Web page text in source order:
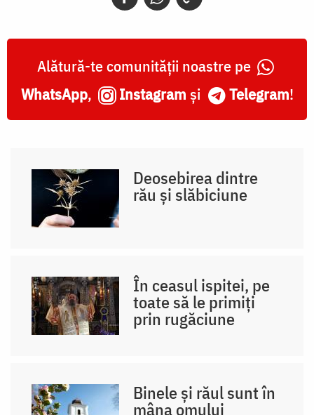
Alătură-te comunității noastre pe
WhatsApp, Instagram și Telegram!
Deosebirea dintre
rău și slăbiciune
În ceasul ispitei, pe
toate să le primiți
prin rugăciune
Binele și răul sunt în
mâna omului